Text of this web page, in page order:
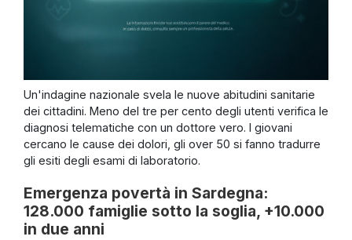
Un'indagine nazionale svela le nuove abitudini sanitarie
dei cittadini. Meno del tre per cento degli utenti verifica le
diagnosi telematiche con un dottore vero. I giovani
cercano le cause dei dolori, gli over 50 si fanno tradurre
gli esiti degli esami di laboratorio.
Emergenza povertà in Sardegna:
128.000 famiglie sotto la soglia, +10.000
in due anni